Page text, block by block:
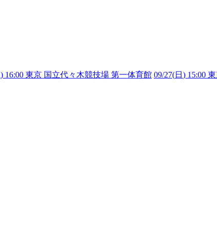
) 16:00 東京 国立代々木競技場 第一体育館 09/27(日 ) 15:00